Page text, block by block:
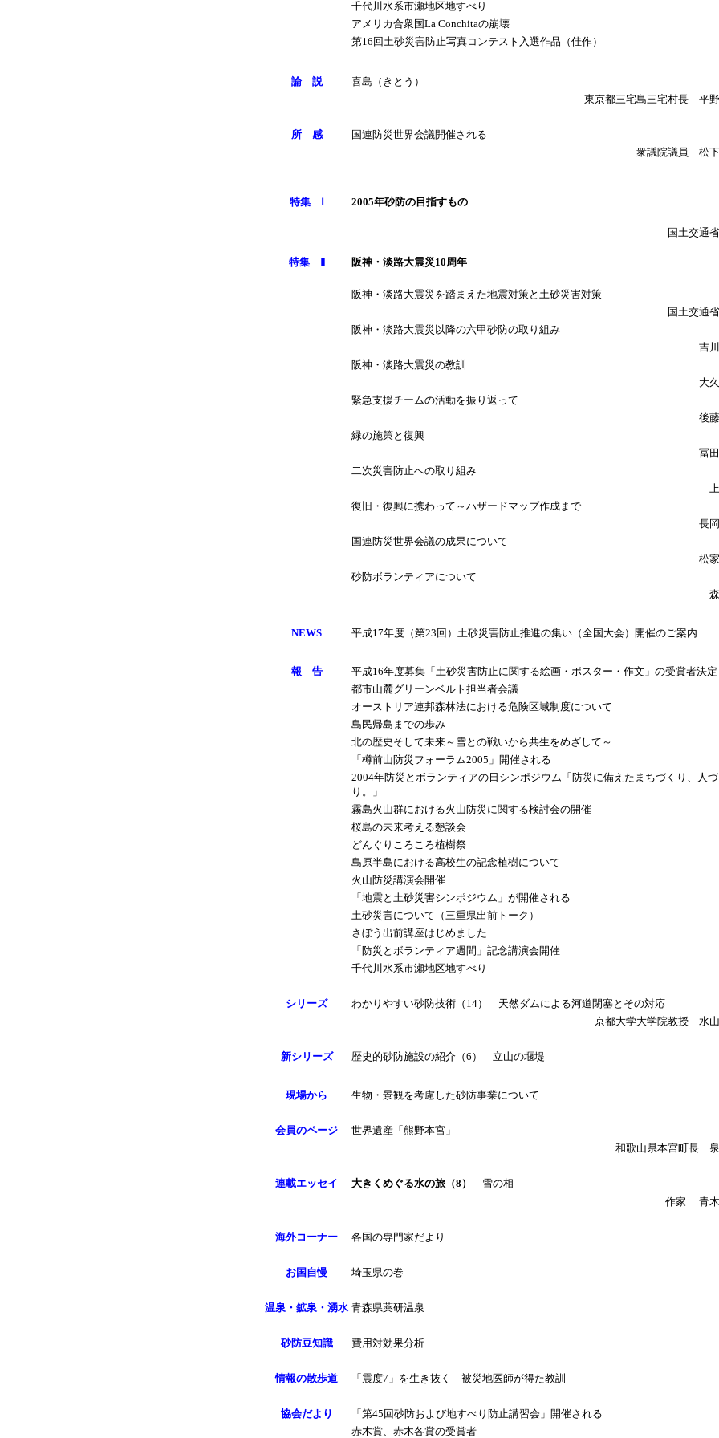
千代川水系市瀬地区地すべり
アメリカ合衆国La Conchitaの崩壊
第16回土砂災害防止写真コンテスト入選作品（佳作）
論 説
喜島（きとう）
東京都三宅島三宅村長 平
所 感
国連防災世界会議開催される
衆議院議員 松
特集 Ⅰ 2005年砂防の目指すもの
国土交通
特集 Ⅱ 阪神・淡路大震災10周年
阪神・淡路大震災を踏まえた地震対策と土砂災害対策
国土交通
阪神・淡路大震災以降の六甲砂防の取り組み
吉
阪神・淡路大震災の教訓
大
緊急支援チームの活動を振り返って
後
緑の施策と復興
冨
二次災害防止への取り組み
復旧・復興に携わって～ハザードマップ作成まで
長
国連防災世界会議の成果について
松
砂防ボランティアについて
NEWS 平成17年度（第23回）土砂災害防止推進の集い（全国大会）開催のご案内
報 告
平成16年度募集「土砂災害防止に関する絵画・ポスター・作文」の受賞者決定
都市山麓グリーンベルト担当者会議
オーストリア連邦森林法における危険区域制度について
島民帰島までの歩み
北の歴史そして未来～雪との戦いから共生をめざして～
「樽前山防災フォーラム2005」開催される
2004年防災とボランティアの日シンポジウム「防災に備えたまちづくり、人づ
り。」
霧島火山群における火山防災に関する検討会の開催
桜島の未来考える懇談会
どんぐりころころ植樹祭
島原半島における高校生の記念植樹について
火山防災講演会開催
「地震と土砂災害シンポジウム」が開催される
土砂災害について（三重県出前トーク）
さぼう出前講座はじめました
「防災とボランティア週間」記念講演会開催
千代川水系市瀬地区地すべり
シリーズ
わかりやすい砂防技術（14） 天然ダムによる河道閉塞とその対応
京都大学大学院教授 水
新シリーズ 歴史的砂防施設の紹介（6） 立山の堰堤
現場から 生物・景観を考慮した砂防事業について
会員のページ
世界遺産「熊野本宮」
和歌山県本宮町長
連載エッセイ 大きくめぐる水の旅（8）
雪の相
作家
青
海外コーナー 各国の専門家だより
お国自慢 埼玉県の巻
温泉・鉱泉・湧水 青森県薬研温泉
砂防豆知識 費用対効果分析
情報の散歩道 「震度7」を生き抜く―被災地医師が得た教訓
協会だより
「第45回砂防および地すべり防止講習会」開催される
赤木賞、赤木各賞の受賞者